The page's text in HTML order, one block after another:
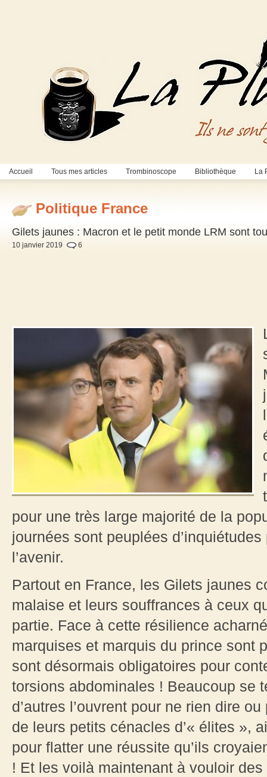
Accueil Tous mes articles Trombinoscope Bibliothèque La
Politique France
Gilets jaunes : Macron et le petit monde LRM sont
10 janvier 2019 6
pour une très large majorité de la
journées sont peuplées
l’avenir.
Partout en France, les Gilets jaunes
malaise et leurs souffrances à ceux
partie. Face à cette résilience
marquises et marquis du prince sont
sont désormais obligatoires pour
torsions abdominales ! Beaucoup se
d’autres l’ouvrent pour ne rien dire
de leurs petits cénacles d’« élites »,
pour flatter une réussite qu’ils
! Et les voilà maintenant à vouloir